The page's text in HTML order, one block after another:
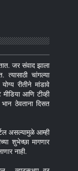
जर संवाद झाला
चांगल्या
रीतीने मांडावे
आणि टीव्ही
ठेवताना दिसत
असल्यामुळे आम्ही
शुभेच्छा मागणार
नाही.